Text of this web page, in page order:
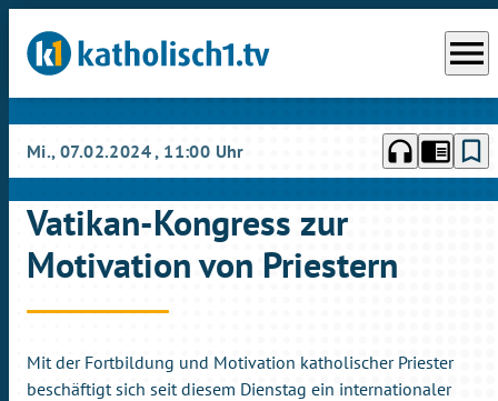
menu
Mi., 07.02.2024, 11:00 Uhr headphones chrome_reader_mode bookmark_border
Vatikan-Kongress zur
Motivation von Priestern
Mit der Fortbildung und Motivation katholischer Priester
beschäftigt sich seit diesem Dienstag ein internationaler